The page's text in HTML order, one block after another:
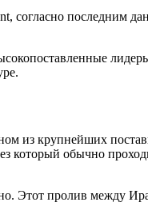
последним
из крупнейших
который обычно
Этот пролив между